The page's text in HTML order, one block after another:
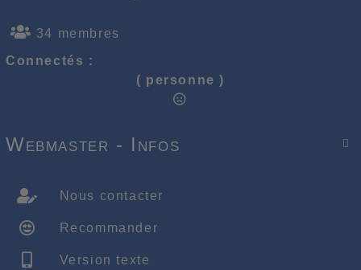
34 membres
Connectés :
( personne )

Webmaster - Infos
Nous contacter
Recommander
Version texte